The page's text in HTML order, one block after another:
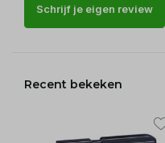
Schrijf je eigen review
Recent bekeken